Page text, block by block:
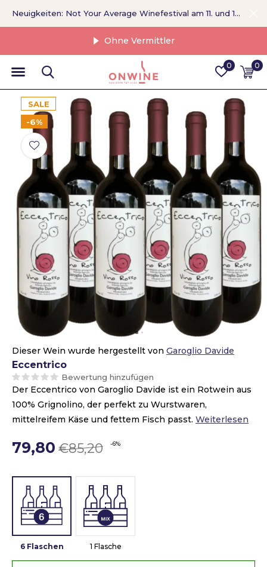
0 0
Ohne Vermittler
Neuigkeiten: Not Your Average Winefestival am 11. und 12. September >
SALE
-6%
Dieser Wein wurde hergestellt von Garoglio Davide
Eccentrico
Bewertung hinzufügen
Der Eccentrico von Garoglio Davide ist ein Rotwein aus
100% Grignolino, der perfekt zu Wurstwaren,
mittelreifem Käse und fettem Fisch passt. Weiterlesen
79,80 €85,20 -6%
6 Flaschen 1 Flasche